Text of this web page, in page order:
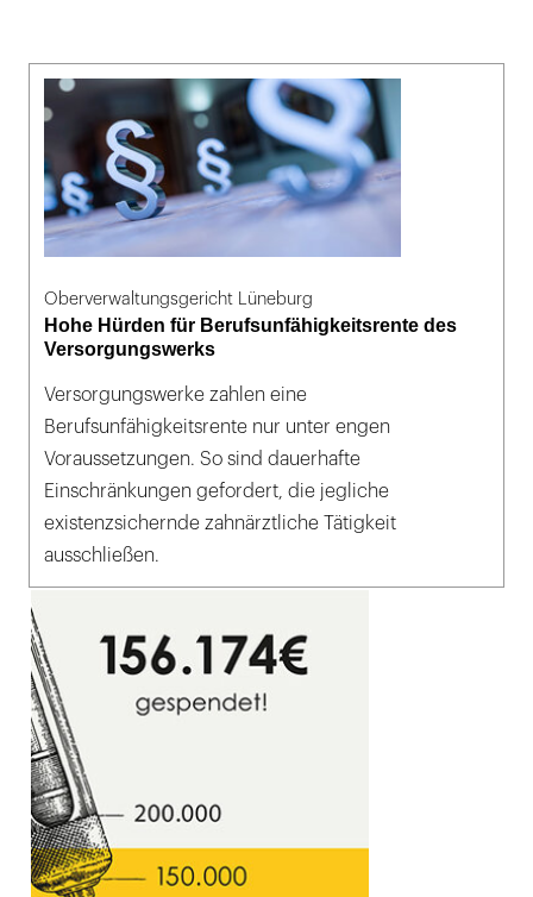
Oberverwaltungsgericht Lüneburg
Hohe Hürden für Berufsunfähigkeitsrente des
Versorgungswerks
Versorgungswerke zahlen eine
Berufsunfähigkeitsrente nur unter engen
Voraussetzungen. So sind dauerhafte
Einschränkungen gefordert, die jegliche
existenzsichernde zahnärztliche Tätigkeit
ausschließen.